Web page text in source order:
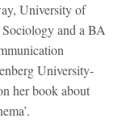
University of
and a BA
University-
her book about